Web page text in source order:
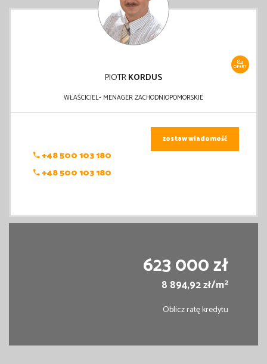
84
OFERT
PIOTRKORDUS
WŁAŚCICIEL- MENAGER ZACHODNIOPOMORSKIE
+48 500 103 180
+48 500 103 180
zostaw wiadomość
623 000 zł
8 894,92 zł/m2
Oblicz ratę kredytu